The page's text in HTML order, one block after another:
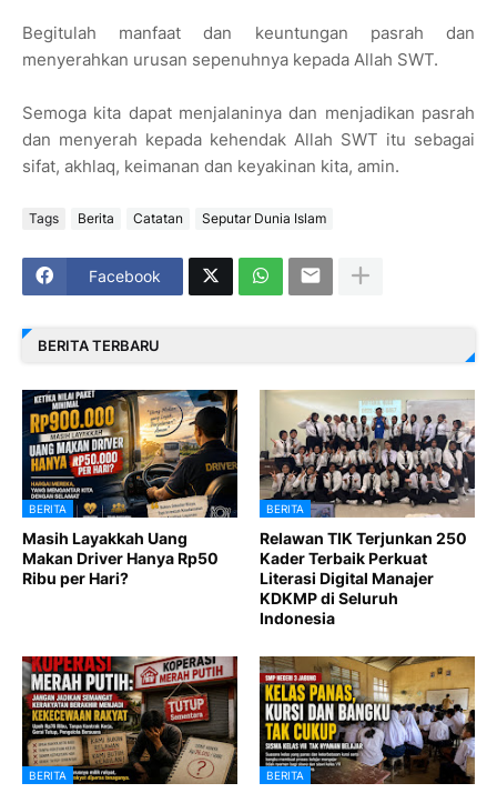
Begitulah manfaat dan keuntungan pasrah dan
menyerahkan urusan sepenuhnya kepada Allah SWT.
Semoga kita dapat menjalaninya dan menjadikan pasrah
dan menyerah kepada kehendak Allah SWT itu sebagai
sifat, akhlaq, keimanan dan keyakinan kita, amin.
Tags Berita Catatan Seputar Dunia Islam
Facebook
BERITA TERBARU
BERITA
Masih Layakkah Uang
Makan Driver Hanya Rp50
Ribu per Hari?
BERITA
Relawan TIK Terjunkan 250
Kader Terbaik Perkuat
Literasi Digital Manajer
KDKMP di Seluruh
Indonesia
BERITA BERITA